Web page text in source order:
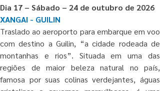
Dia 17 – Sábado – 24 de outubro de 2026
XANGAI - GUILIN
Traslado ao aeroporto para embarque em voo
com destino a Guilin, “a cidade rodeada de
montanhas e rios”. Situada em uma das
regiões de maior beleza natural no país,
famosa por suas colinas verdejantes, águas